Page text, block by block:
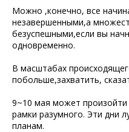
Можно ,конечно, все
незавершенными,а
безуспешными,если вы
одновременно.
В масштабах
побольше,захватить,
9~10 мая может
рамки разумного. Эти дни
планам.